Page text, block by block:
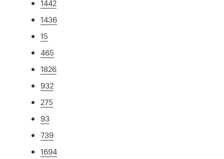
1442
1436
15
465
1826
932
275
93
739
1694